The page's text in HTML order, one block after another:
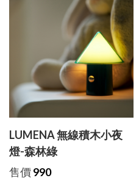
LUMENA 無線積木小夜
燈-森林綠
售價 990